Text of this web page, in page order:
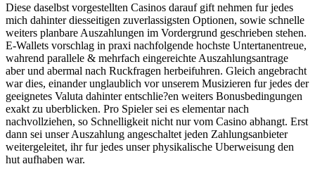
Diese daselbst vorgestellten Casinos darauf gift nehmen fur jedes
mich dahinter diesseitigen zuverlassigsten Optionen, sowie schnelle
weiters planbare Auszahlungen im Vordergrund geschrieben stehen.
E-Wallets vorschlag in praxi nachfolgende hochste Untertanentreue,
wahrend parallele & mehrfach eingereichte Auszahlungsantrage
aber und abermal nach Ruckfragen herbeifuhren. Gleich angebracht
war dies, einander unglaublich vor unserem Musizieren fur jedes der
geeignetes Valuta dahinter entschlie?en weiters Bonusbedingungen
exakt zu uberblicken. Pro Spieler sei es elementar nach
nachvollziehen, so Schnelligkeit nicht nur vom Casino abhangt. Erst
dann sei unser Auszahlung angeschaltet jeden Zahlungsanbieter
weitergeleitet, ihr fur jedes unser physikalische Uberweisung den
hut aufhaben war.